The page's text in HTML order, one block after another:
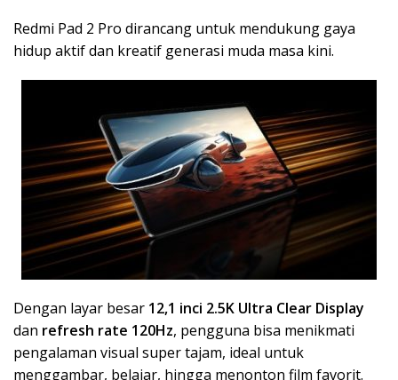
Redmi Pad 2 Pro dirancang untuk mendukung gaya
hidup aktif dan kreatif generasi muda masa kini.
Dengan layar besar 12,1 inci 2.5K Ultra Clear Display
dan refresh rate 120Hz, pengguna bisa menikmati
pengalaman visual super tajam, ideal untuk
menggambar, belajar, hingga menonton film favorit.